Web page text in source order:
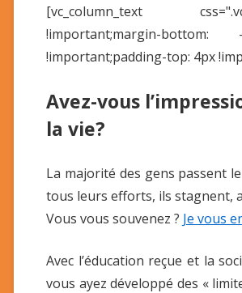
[vc_column_text
!important;margin-
!important;padding-top: 4px
Avez-vous
la vie?
La majorité des gens passent
tous leurs efforts, ils stagnent,
Vous vous souvenez ? Je vous
Avec l’éducation reçue et la
vous ayez développé des «